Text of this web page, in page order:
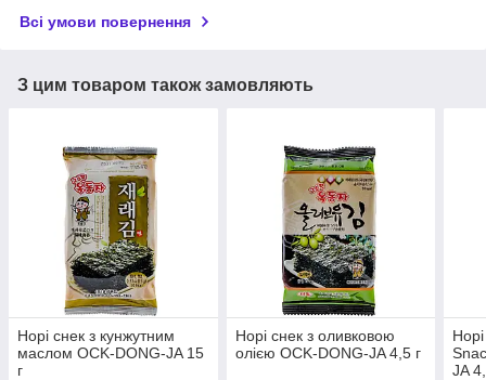
Всі умови повернення
З цим товаром також замовляють
Норі снек з кунжутним
маслом OCK-DONG-JA 15
г
Норі снек з оливковою
олією OCK-DONG-JA 4,5 г
JA